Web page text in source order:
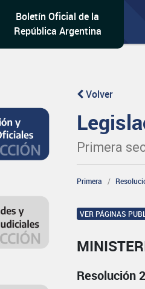
Boletín Oficial de la
República Argentina
Volver
Primera
Primera
VER PÁGINAS
Resolución